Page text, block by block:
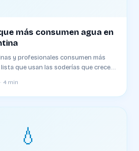
más consumen agua en
y profesionales consumen más
que usan las soderías que crecen
4 min
💧